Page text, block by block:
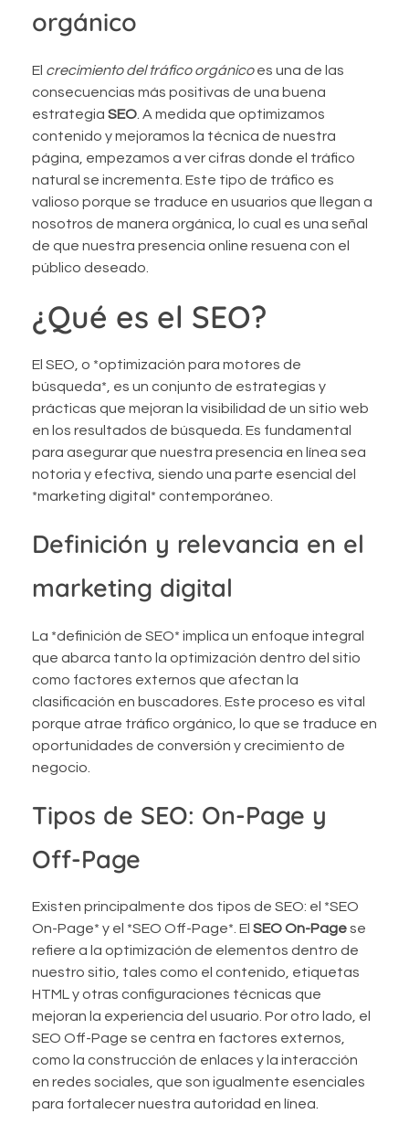
orgánico
El crecimiento del tráfico orgánicoes una de las
consecuencias más positivas de una buena
estrategia SEO . A medida que optimizamos
contenido y mejoramos la técnica de nuestra
página, empezamos a ver cifras donde el tráfico
natural se incrementa. Este tipo de tráfico es
valioso porque se traduce en usuarios que llegan a
nosotros de manera orgánica, lo cual es una señal
de que nuestra presencia online resuena con el
público deseado.
¿Qué es el SEO?
El SEO, o *optimización para motores de
búsqueda*, es un conjunto de estrategias y
prácticas que mejoran la visibilidad de un sitio web
en los resultados de búsqueda. Es fundamental
para asegurar que nuestra presencia en línea sea
notoria y efectiva, siendo una parte esencial del
*marketing digital* contemporáneo.
Definición y relevancia en el
marketing digital
La *definición de SEO* implica un enfoque integral
que abarca tanto la optimización dentro del sitio
como factores externos que afectan la
clasificación en buscadores. Este proceso es vital
porque atrae tráfico orgánico, lo que se traduce en
oportunidades de conversión y crecimiento de
negocio.
Tipos de SEO: On-Page y
Off-Page
Existen principalmente dos tipos de SEO: el *SEO
On-Page* y el *SEO Off-Page*. El SEO On-Pagese
refiere a la optimización de elementos dentro de
nuestro sitio, tales como el contenido, etiquetas
HTML y otras configuraciones técnicas que
mejoran la experiencia del usuario. Por otro lado, el
SEO Off-Page se centra en factores externos,
como la construcción de enlaces y la interacción
en redes sociales, que son igualmente esenciales
para fortalecer nuestra autoridad en línea.